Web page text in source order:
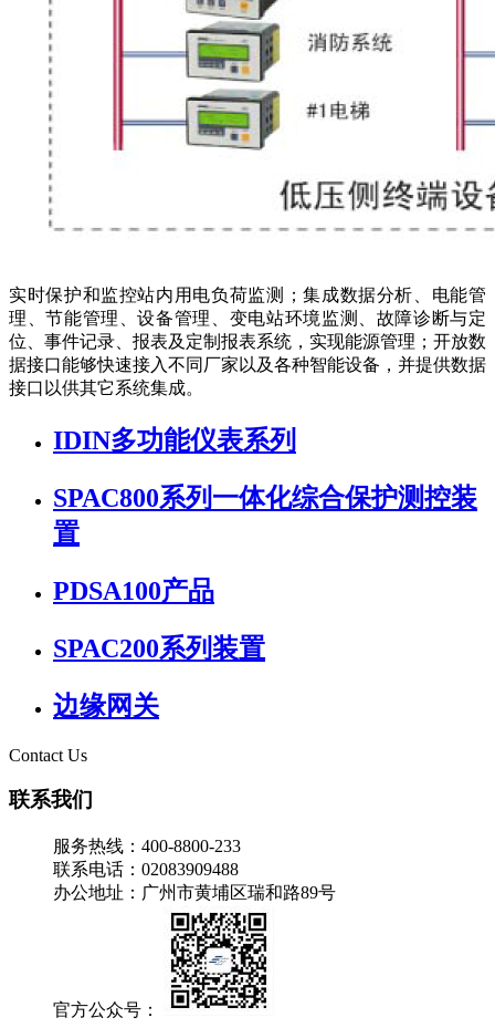
实时保护和监控站内用电负荷监测；集成数据分析、电能管
理、节能管理、设备管理、变电站环境监测、故障诊断与定
位、事件记录、报表及定制报表系统，实现能源管理；开放数
据接口能够快速接入不同厂家以及各种智能设备，并提供数据
接口以供其它系统集成。
IDIN多功能仪表系列
SPAC800系列一体化综合保护测控装
置
PDSA100产品
SPAC200系列装置
边缘网关
Contact Us
联系我们
服务热线：400-8800-233
联系电话：02083909488
办公地址：广州市黄埔区瑞和路89号
官方公众号：